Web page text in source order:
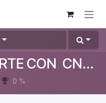
MÓDULO DE CORTE CON CNC VICTORY Y LASER
0 %